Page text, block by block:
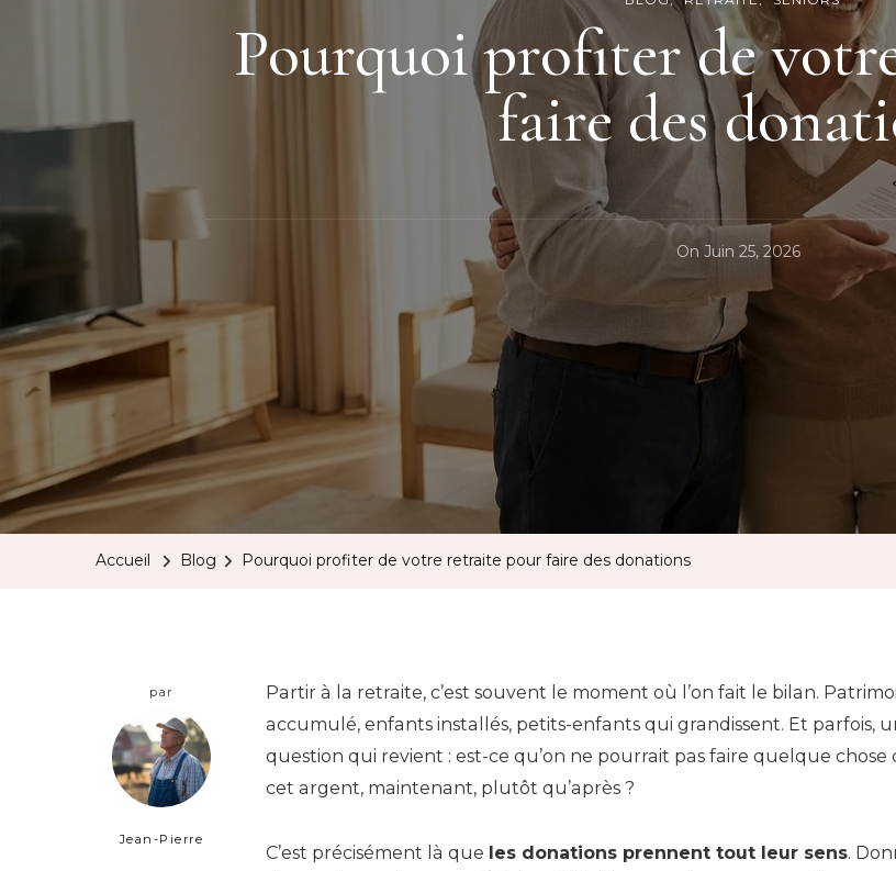
Pourquoi profiter de
faire des
On Juin 25, 2026
Accueil Blog Pourquoi profiter de votre retraite pour faire des donations
par
Jean-Pierre
Partir à la retraite, c’est souvent le moment où l’on fait le bilan.
accumulé, enfants installés, petits-enfants qui grandissent. Et parfois,
question qui revient : est-ce qu’on ne pourrait pas faire quelque chose
cet argent, maintenant, plutôt qu’après ?
C’est précisément là que les donations prennent tout leur sens.